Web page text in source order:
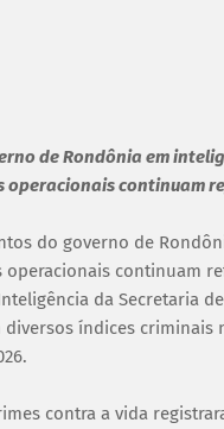
de Rondônia em
operacionais continuam
do governo de
continuam
da Secretaria
diversos índices
contra a vida